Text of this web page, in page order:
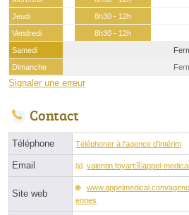
Jeudi
8h30 - 12h
Vendredi
8h30 - 12h
Samedi
Dimanche
Signaler une erreur
Contact
Téléphone Téléphoner à l'agence d'intérim
Email valentin.foyartⓐappel-
Site web
www.appelmedical.com/
ennes